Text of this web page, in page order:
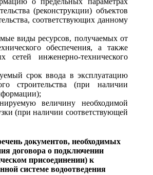
(реконструкции) объектов
соответствующих данному
виды ресурсов, получаемых от
обеспечения, а также
сетей инженерно-технического
срок ввода в эксплуатацию
строительства (при наличии
величину необходимой
(при наличии соответствующей
документов, необходимых
договора о подключении
присоединении) к
системе водоотведения